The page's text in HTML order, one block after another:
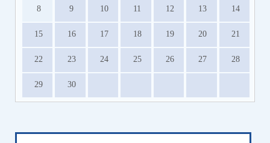
8 9 10 11 12 13 14
15 16 17 18 19 20 21
22 23 24 25 26 27 28
29 30